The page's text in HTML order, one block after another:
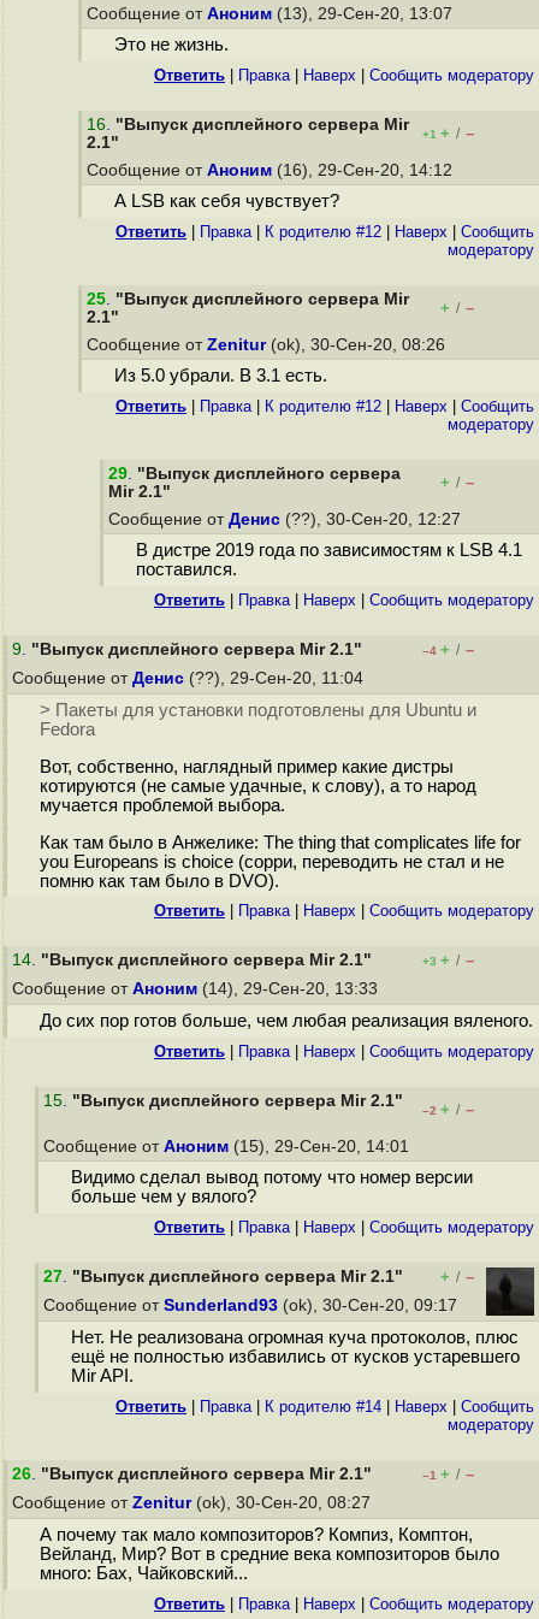
Сообщение от Аноним (13), 29-Сен-20, 13:07
Это не жизнь.
Ответить Правка| Наверх Cообщить модератору
16. "Выпуск дисплейного сервера Mir
2.1"
+1 + / –
Сообщение от Аноним (16), 29-Сен-20, 14:12
А LSB как себя чувствует?
Ответить Правка| К родителю #12 Наверх
Cообщить
модератору
25. "Выпуск дисплейного сервера Mir
2.1"
+ / –
Сообщение от Zenitur(ok), 30-Сен-20, 08:26
Из 5.0 убрали. В 3.1 есть.
Ответить Правка| К родителю #12 Наверх
Cообщить
модератору
29. "Выпуск дисплейного сервера
Mir 2.1"
+ / –
Сообщение от Денис (??), 30-Сен-20, 12:27
В дистре 2019 года по зависимостям к LSB 4.1
поставился.
Ответить Правка| Наверх Cообщить модератору
9. "Выпуск дисплейного сервера Mir 2.1" –4 + / –
Сообщение от Денис (??), 29-Сен-20, 11:04
> Пакеты для установки подготовлены для Ubuntu и
Fedora
Вот, собственно, наглядный пример какие дистры
котируются (не самые удачные, к слову), а то народ
мучается проблемой выбора.
Как там было в Анжелике: The thing that complicates life for
you Europeans is choice (сорри, переводить не стал и не
помню как там было в DVO).
Ответить Правка| Наверх Cообщить модератору
14. "Выпуск дисплейного сервера Mir 2.1" +3 + / –
Сообщение от Аноним (14), 29-Сен-20, 13:33
До сих пор готов больше, чем любая реализация вяленого.
Ответить Правка| Наверх Cообщить модератору
15. "Выпуск дисплейного сервера Mir 2.1"
–2 + / –
Сообщение от Аноним (15), 29-Сен-20, 14:01
Видимо сделал вывод потому что номер версии
больше чем у вялого?
Ответить Правка| Наверх Cообщить модератору
27. "Выпуск дисплейного сервера Mir 2.1" + / –
Сообщение от Sunderland93 (ok), 30-Сен-20, 09:17
Нет. Не реализована огромная куча протоколов, плюс
ещё не полностью избавились от кусков устаревшего
Mir API.
Ответить Правка| К родителю #14 Наверх
Cообщить
модератору
26. "Выпуск дисплейного сервера Mir 2.1" –1 + / –
Сообщение от Zenitur(ok), 30-Сен-20, 08:27
А почему так мало композиторов? Компиз, Комптон,
Вейланд, Мир? Вот в средние века композиторов было
много: Бах, Чайковский...
Ответить Правка| Наверх Cообщить модератору